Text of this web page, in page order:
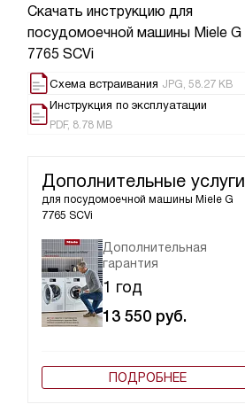
Скачать инструкцию для
посудомоечной машины Miele G
7765 SCVi
Схема встраивания JPG, 58.27 KB
Инструкция по эксплуатации
PDF, 8.78 MB
Дополнительные услуги
для посудомоечной машины Miele G
7765 SCVi
Дополнительная
гарантия
1 год
13 550 руб.
ПОДРОБНЕЕ